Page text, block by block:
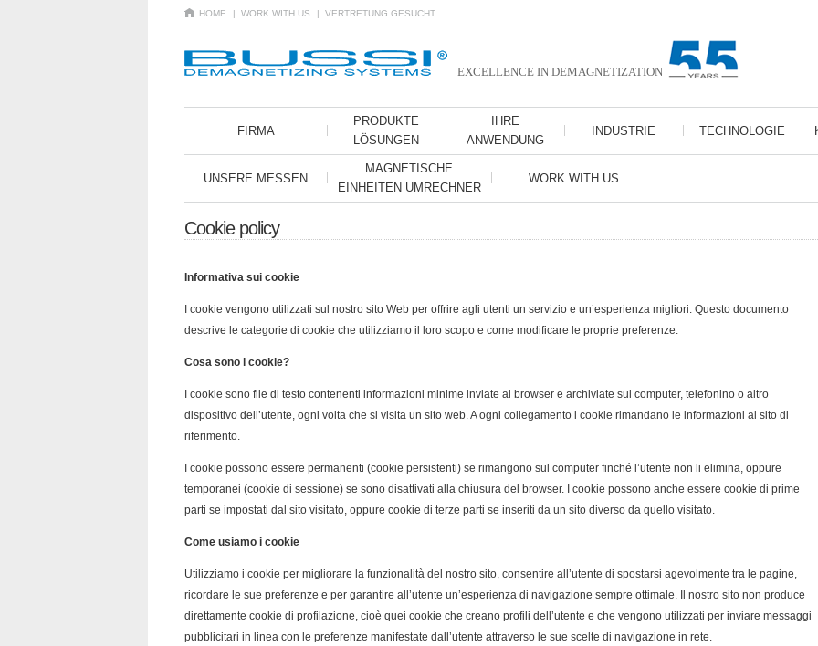
EXCELLENCE IN DEMAGNETIZATION
FIRMA
PRODUKTE
LÖSUNGEN
IHRE
ANWENDUNG
INDUSTRIE TECHNOLOGIE
UNSERE MESSEN
MAGNETISCHE
EINHEITEN UMRECHNER
WORK WITH US
HOME | VERTRETUNG GESUCHT
| WORK WITH US
Cookie policy
Informativa sui cookie
I cookie vengono utilizzati sul nostro sito Web per offrire agli utenti un servizio e un’esperienza migliori. Questo documento
descrive le categorie di cookie che utilizziamo il loro scopo e come modificare le proprie preferenze.
Cosa sono i cookie?
I cookie sono file di testo contenenti informazioni minime inviate al browser e archiviate sul computer, telefonino o altro
dispositivo dell’utente, ogni volta che si visita un sito web. A ogni collegamento i cookie rimandano le informazioni al sito di
riferimento.
I cookie possono essere permanenti (cookie persistenti) se rimangono sul computer finché l’utente non li elimina, oppure
temporanei (cookie di sessione) se sono disattivati alla chiusura del browser. I cookie possono anche essere cookie di prime
parti se impostati dal sito visitato, oppure cookie di terze parti se inseriti da un sito diverso da quello visitato.
Come usiamo i cookie
Utilizziamo i cookie per migliorare la funzionalità del nostro sito, consentire all’utente di spostarsi agevolmente tra le pagine,
ricordare le sue preferenze e per garantire all’utente un’esperienza di navigazione sempre ottimale. Il nostro sito non produce
direttamente cookie di profilazione, cioè quei cookie che creano profili dell’utente e che vengono utilizzati per inviare messaggi
pubblicitari in linea con le preferenze manifestate dall’utente attraverso le sue scelte di navigazione in rete.